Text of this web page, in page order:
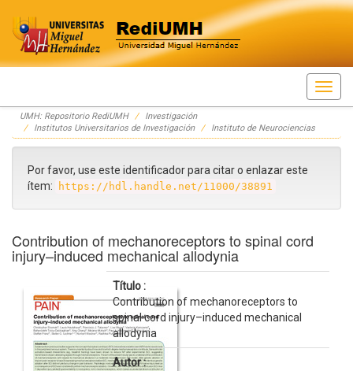
Skip
navigation
UMH: Repositorio RediUMH
Investigación
Institutos Universitarios de Investigación
Instituto de Neurociencias
Por favor, use este identificador para citar o enlazar este
ítem:
https://hdl.handle.net/11000/38891
Contribution of mechanoreceptors to spinal cord
injury–induced mechanical allodynia
Título :
Contribution of mechanoreceptors to
spinal cord injury–induced mechanical
allodynia
Autor :